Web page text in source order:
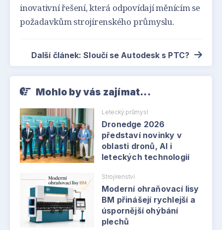
inovativní řešení, která odpovídají měnícím se
požadavkům strojírenského průmyslu.
Další článek: Sloučí se Autodesk s PTC?
Mohlo by vás zajímat...
Letecký průmysl
Dronedge 2026
představí novinky v
oblasti dronů, AI i
leteckých technologií
Strojírenství
Moderní ohraňovací lisy
BM přinášejí rychlejší a
úspornější ohýbání
plechů